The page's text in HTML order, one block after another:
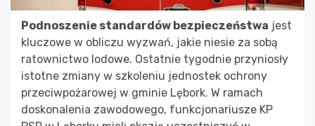
Podnoszenie standardów bezpieczeństwa jest
kluczowe w obliczu wyzwań, jakie niesie za sobą
ratownictwo lodowe. Ostatnie tygodnie przyniosły
istotne zmiany w szkoleniu jednostek ochrony
przeciwpożarowej w gminie Lębork. W ramach
doskonalenia zawodowego, funkcjonariusze KP